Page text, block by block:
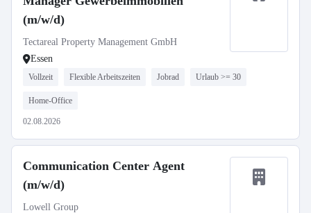
(m/w/d)
Tectareal Property Management GmbH
Essen
Vollzeit Flexible Arbeitszeiten Jobrad Urlaub >= 30
Home-Office
02.08.2026
Communication Center Agent
(m/w/d)
Lowell Group